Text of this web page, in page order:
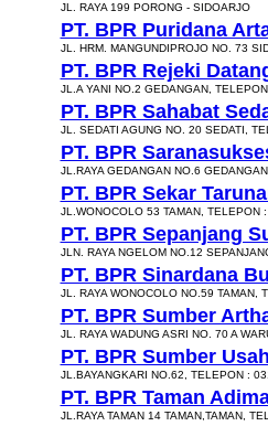
JL. RAYA 199 PORONG - SIDOARJO
PT. BPR Puridana
JL. HRM. MANGUNDIPROJO NO. 73
PT. BPR Rejeki
JL.A YANI NO.2 GEDANGAN,
PT. BPR Sahabat
JL. SEDATI AGUNG NO. 20 SEDATI,
PT. BPR
JL.RAYA GEDANGAN NO.6
PT. BPR Sekar
JL.WONOCOLO 53 TAMAN, TELEPON
PT. BPR Sepanjang
JLN. RAYA NGELOM NO.12
PT. BPR Sinardana
JL. RAYA WONOCOLO NO.59 TAMAN,
PT. BPR Sumber
JL. RAYA WADUNG ASRI NO. 70 A
PT. BPR Sumber
JL.BAYANGKARI NO.62, TELEPON :
PT. BPR Taman
JL.RAYA TAMAN 14 TAMAN,TAMAN,